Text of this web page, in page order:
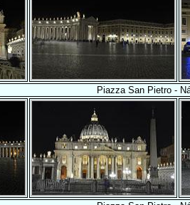
Piazza San Pietro -